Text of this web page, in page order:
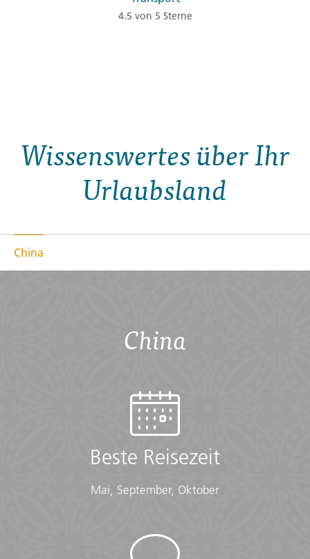
4.5 von 5 Sterne
Wissenswertes über Ihr
Urlaubsland
China
China
Beste Reisezeit
Mai, September, Oktober